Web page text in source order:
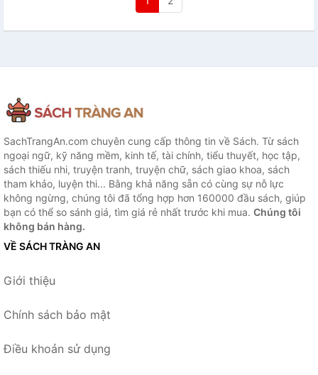
SachTrangAn.com chuyên cung cấp thông tin về Sách. Từ sách
ngoại ngữ, kỹ năng mềm, kinh tế, tài chính, tiểu thuyết, học tập,
sách thiếu nhi, truyện tranh, truyện chữ, sách giao khoa, sách
tham khảo, luyện thi... Bằng khả năng sẵn có cùng sự nỗ lực
không ngừng, chúng tôi đã tổng hợp hơn 160000 đầu sách, giúp
bạn có thể so sánh giá, tìm giá rẻ nhất trước khi mua. Chúng tôi
không bán hàng.
VỀ SÁCH TRÀNG AN
Giới thiệu
Chính sách bảo mật
Điều khoản sử dụng